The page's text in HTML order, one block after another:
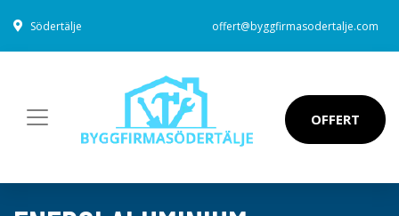
Södertälje offert@byggfirmasodertalje.com
OFFERT